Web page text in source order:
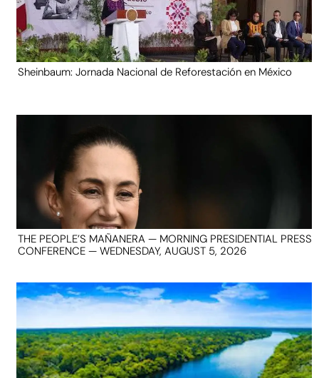
Sheinbaum: Jornada Nacional de Reforestación en México
THE PEOPLE’S MAÑANERA — MORNING PRESIDENTIAL PRESS
CONFERENCE — WEDNESDAY, AUGUST 5, 2026